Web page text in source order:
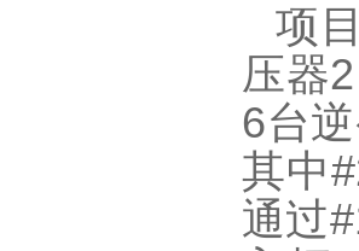
项
压器2
6台
其中
通过